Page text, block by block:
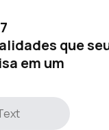
que
em um